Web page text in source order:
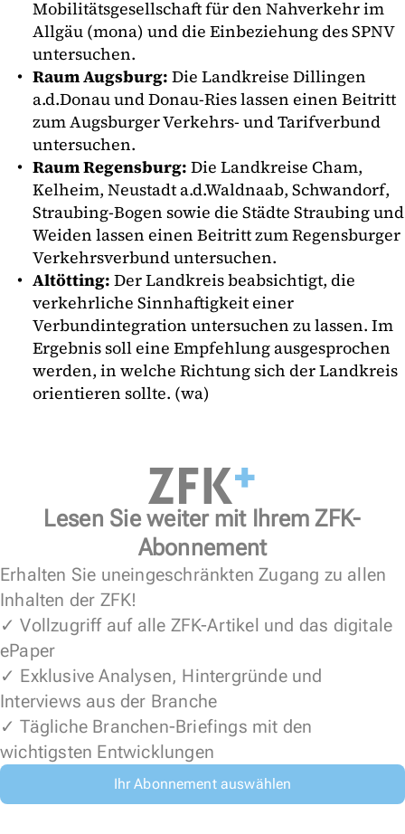
Mobilitätsgesellschaft für den Nahverkehr im
Allgäu (mona) und die Einbeziehung des SPNV
untersuchen.
Raum Augsburg: Die Landkreise Dillingen
a.d.Donau und Donau-Ries lassen einen Beitritt
zum Augsburger Verkehrs- und Tarifverbund
untersuchen.
Raum Regensburg: Die Landkreise Cham,
Kelheim, Neustadt a.d.Waldnaab, Schwandorf,
Straubing-Bogen sowie die Städte Straubing und
Weiden lassen einen Beitritt zum Regensburger
Verkehrsverbund untersuchen.
Altötting: Der Landkreis beabsichtigt, die
verkehrliche Sinnhaftigkeit einer
Verbundintegration untersuchen zu lassen. Im
Ergebnis soll eine Empfehlung ausgesprochen
werden, in welche Richtung sich der Landkreis
orientieren sollte. (wa)
Lesen Sie weiter mit Ihrem ZFK-
Abonnement
Erhalten Sie uneingeschränkten Zugang zu allen
Inhalten der ZFK!
✓ Vollzugriff auf alle ZFK-Artikel und das digitale
ePaper
✓ Exklusive Analysen, Hintergründe und
Interviews aus der Branche
✓ Tägliche Branchen-Briefings mit den
wichtigsten Entwicklungen
Ihr Abonnement auswählen